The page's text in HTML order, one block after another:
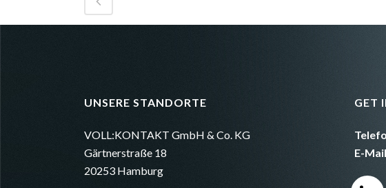
UNSERE STANDORTE
VOLL:KONTAKT GmbH & Co. KG
Gärtnerstraße 18
20253 Hamburg
GET
E-Mail